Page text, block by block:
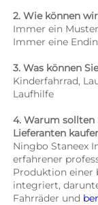
2. Wie können
Immer ein
Immer eine
3. Was können
Kinderfahrrad,
Laufhilfe
4. Warum sollten
Lieferanten
Ningbo Staneex
erfahrener
Produktion einer
integriert,
Fahrräder und